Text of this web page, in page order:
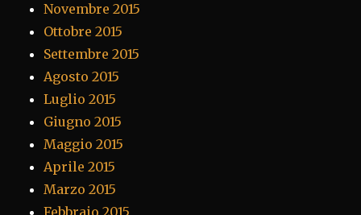
Novembre 2015
Ottobre 2015
Settembre 2015
Agosto 2015
Luglio 2015
Giugno 2015
Maggio 2015
Aprile 2015
Marzo 2015